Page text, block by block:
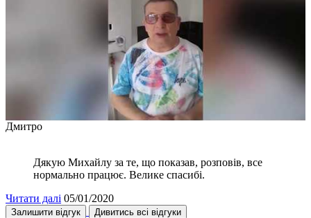
Дмитро
Дякую Михайлу за те, що показав, розповів, все
нормально працює. Велике спасибі.
Читати далі 05/01/2020
Залишити відгук Дивитись всі відгуки